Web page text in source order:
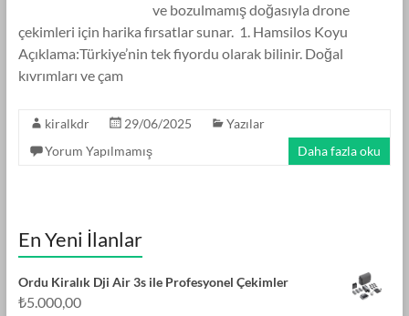
ve bozulmamış doğasıyla drone
çekimleri için harika fırsatlar sunar. 1. Hamsilos Koyu
Açıklama:Türkiye’nin tek fiyordu olarak bilinir. Doğal
kıvrımları ve çam
kiralkdr 29/06/2025
Yazılar
Yorum Yapılmamış
Daha fazla oku
En Yeni İlanlar
Ordu Kiralık Dji Air 3s ile Profesyonel Çekimler
₺5.000,00